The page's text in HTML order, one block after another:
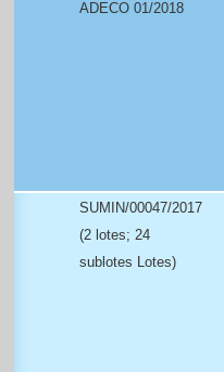
ADECO 01/2018
SUMIN/00047/2017
(2 lotes; 24
sublotes Lotes)